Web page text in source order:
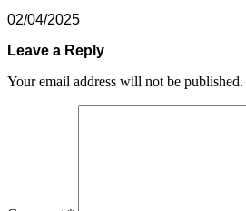
02/04/2025
Leave a Reply
Your email address will not be published.